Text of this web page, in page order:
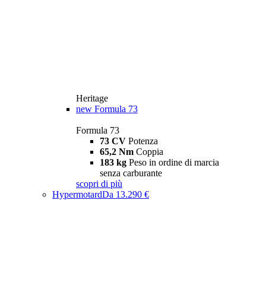
Heritage
new Formula 73
Formula 73
73 CV Potenza
65,2 Nm Coppia
183 kg Peso in ordine di marcia
senza carburante
scopri di più
HypermotardDa 13.290 €